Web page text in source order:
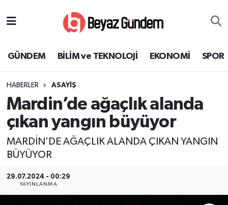
GÜNDEM BİLİM ve TEKNOLOJİ EKONOMİ SPOR
HABERLER ASAYİŞ
Mardin’de ağaçlık alanda
çıkan yangın büyüyor
MARDİN’DE AĞAÇLIK ALANDA ÇIKAN YANGIN
BÜYÜYOR
29.07.2024 - 00:29
YAYINLANMA
EKONOMİ
SAĞLIK
KÜLTÜR SANAT
Süper Lig Puan Durumu ve Fikstür
Son Dakika Haberleri